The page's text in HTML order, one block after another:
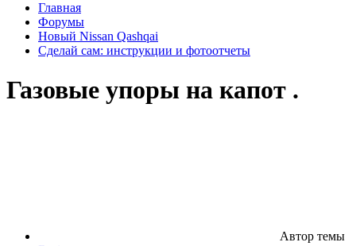
Главная
Форумы
Новый Nissan Qashqai
Сделай сам: инструкции и фотоотчеты
Газовые упоры на капот .
Автор темы